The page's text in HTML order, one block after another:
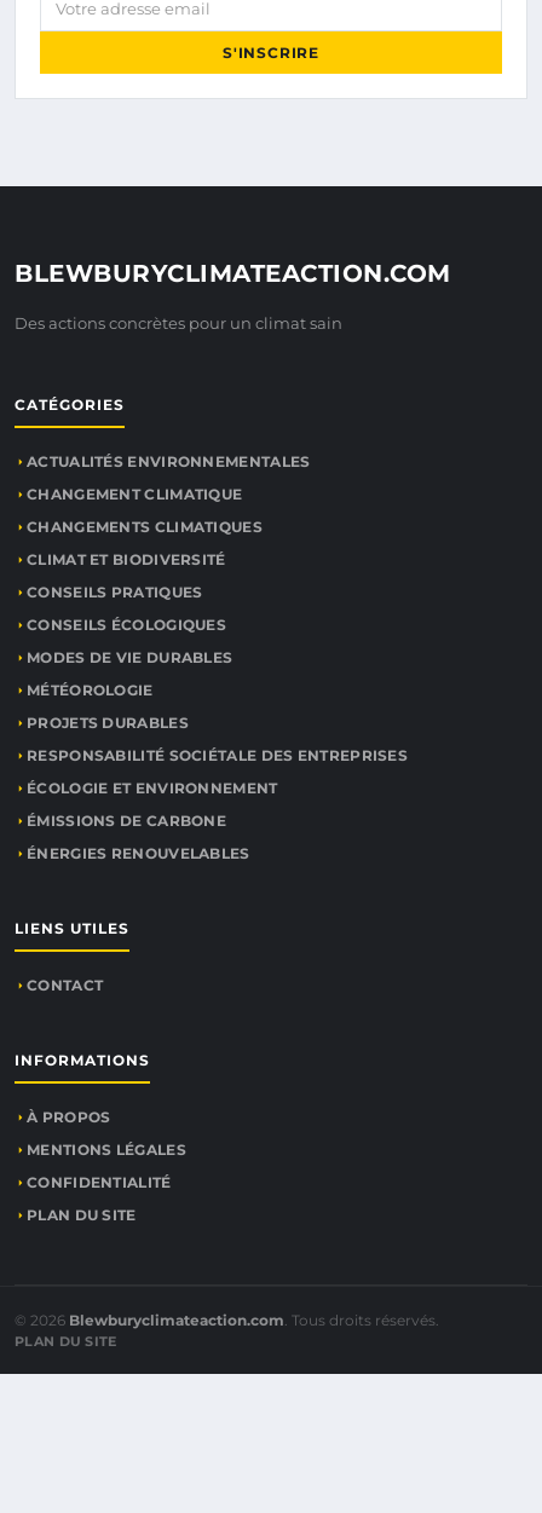
S'INSCRIRE
BLEWBURYCLIMATEACTION.COM
Des actions concrètes pour un climat sain
CATÉGORIES
ACTUALITÉS ENVIRONNEMENTALES
CHANGEMENT CLIMATIQUE
CHANGEMENTS CLIMATIQUES
CLIMAT ET BIODIVERSITÉ
CONSEILS PRATIQUES
CONSEILS ÉCOLOGIQUES
MODES DE VIE DURABLES
MÉTÉOROLOGIE
PROJETS DURABLES
RESPONSABILITÉ SOCIÉTALE DES ENTREPRISES
ÉCOLOGIE ET ENVIRONNEMENT
ÉMISSIONS DE CARBONE
ÉNERGIES RENOUVELABLES
LIENS UTILES
CONTACT
INFORMATIONS
À PROPOS
MENTIONS LÉGALES
CONFIDENTIALITÉ
PLAN DU SITE
© 2026 Blewburyclimateaction.com. Tous droits réservés.
PLAN DU SITE